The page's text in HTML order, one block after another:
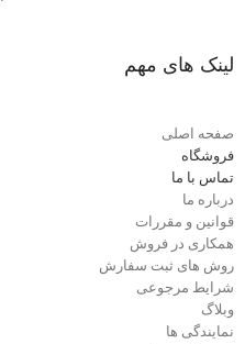
لینک های مهم
صفحه اصلی
فروشگاه
تماس با ما
درباره ما
قوانین و مقررات
همکاری در فروش
روش های ثبت سفارش
شرایط مرجوعی
وبلاگ
نمایندگی ها